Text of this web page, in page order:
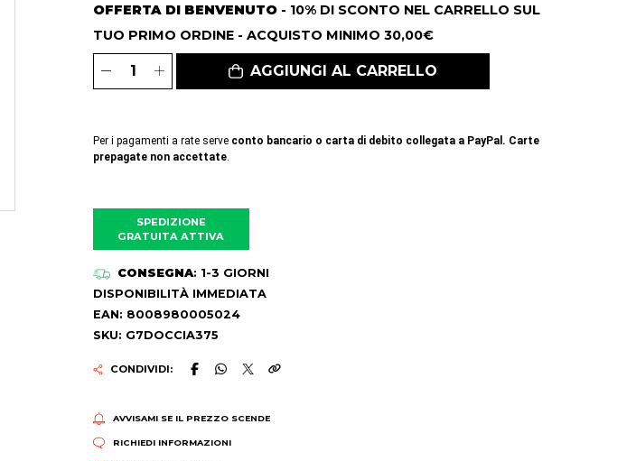
OFFERTA DI BENVENUTO - 10% DI SCONTO NEL CARRELLO SUL
TUO PRIMO ORDINE - ACQUISTO MINIMO 30,00€
AGGIUNGI AL CARRELLO
Per i pagamenti a rate serve conto bancario o carta di debito collegata a PayPal. Carte
prepagate non accettate.
SPEDIZIONE
GRATUITA ATTIVA
CONSEGNA: 1-3 GIORNI
DISPONIBILITÀ IMMEDIATA
EAN: 8008980005024
SKU: G7DOCCIA375
CONDIVIDI:
AVVISAMI SE IL PREZZO SCENDE
RICHIEDI INFORMAZIONI